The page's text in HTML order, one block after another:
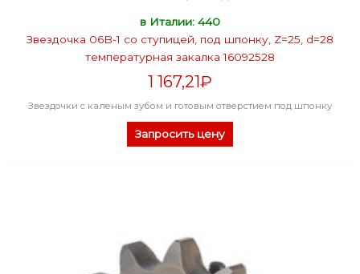
в Италии: 440
Звездочка 06B-1 со ступицей, под шпонку, Z=25, d=28
температурная закалка 16092528
1 167,21₽
Звездочки с каленым зубом и готовым отверстием под шпонку
Запросить цену